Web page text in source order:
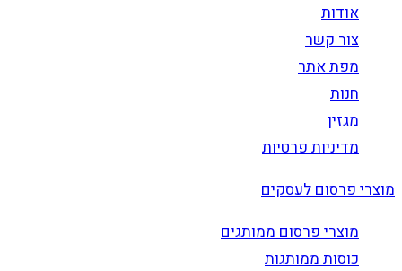
אודות
צור קשר
מפת אתר
חנות
מגזין
מדיניות פרטיות
מוצרי פרסום לעסקים
מוצרי פרסום ממותגים
כוסות ממותגות